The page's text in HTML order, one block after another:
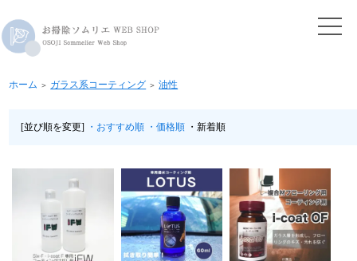
ホーム ＞ ガラス系コーティング ＞ 油性
[並び順を変更] ・おすすめ順 ・価格順 ・新着順